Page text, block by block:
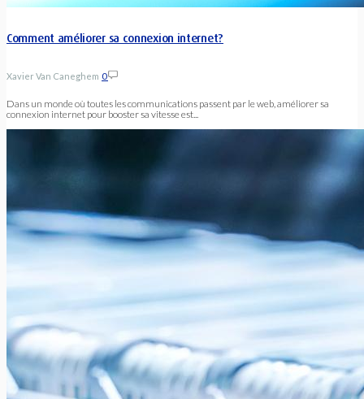
Comment améliorer sa connexion internet?
Xavier Van Caneghem 0
Dans un monde où toutes les communications passent par le web, améliorer sa
connexion internet pour booster sa vitesse est...